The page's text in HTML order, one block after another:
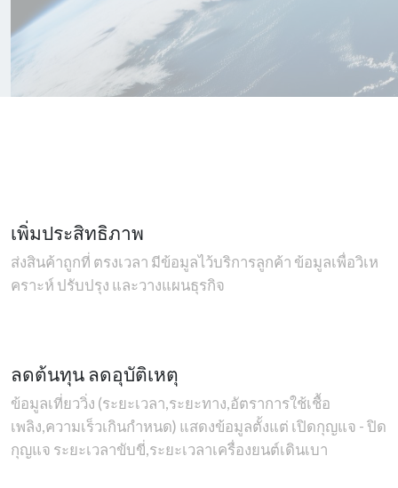
เพิ่มประสิทธิภาพ
ส่งสินค้าถูกที่ ตรงเวลา มีข้อมูลไว้บริการลูกค้า ข้อมูลเพื่อวิเห
คราะห์ ปรับปรุง และวางแผนธุรกิจ
ลดต้นทุน ลดอุบัติเหตุ
ข้อมูลเที่ยววิ่ง (ระยะเวลา,ระยะทาง,อัตราการใช้เชื้อ
เพลิง,ความเร็วเกินกำหนด) แสดงข้อมูลตั้งแต่ เปิดกุญแจ - ปิด
กุญแจ ระยะเวลาขับขี่,ระยะเวลาเครื่องยนต์เดินเบา